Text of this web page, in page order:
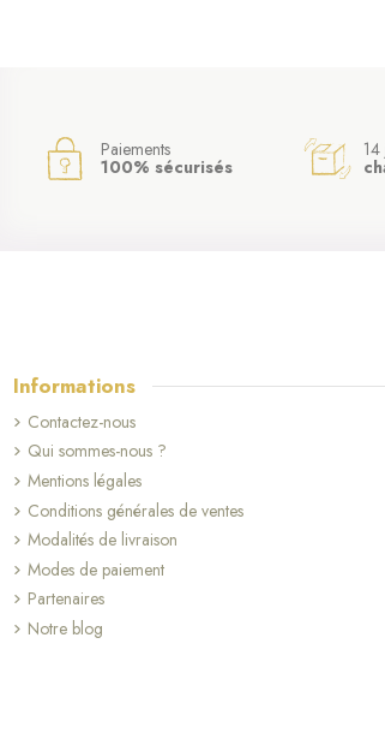
Paiements
100% sécurisés
Informations
Contactez-nous
Qui sommes-nous ?
Mentions légales
Conditions générales de ventes
Modalités de livraison
Modes de paiement
Partenaires
Notre blog